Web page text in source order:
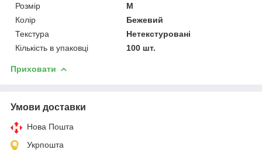
Розмір
M
Колір
Бежевий
Текстура
Нетекстуровані
Кількість в упаковці
100 шт.
Приховати
Умови доставки
Нова Пошта
Укрпошта